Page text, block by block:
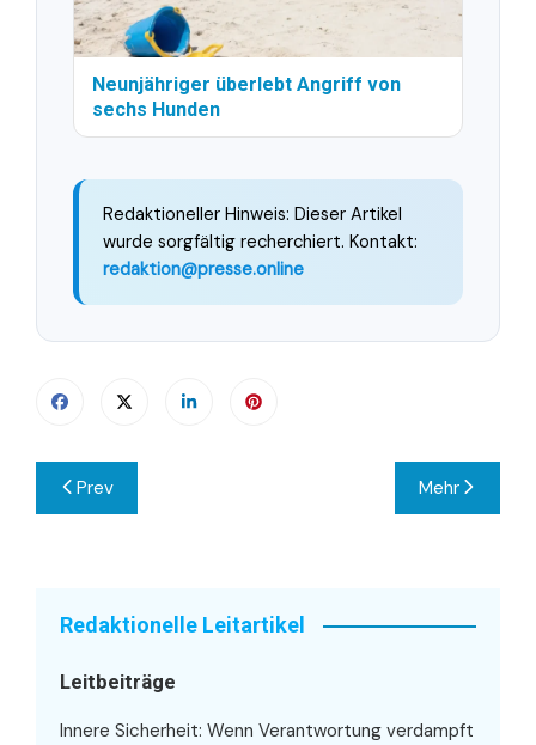
Neunjähriger überlebt Angriff von
sechs Hunden
Redaktioneller Hinweis: Dieser Artikel
wurde sorgfältig recherchiert. Kontakt:
redaktion@presse.online
Beitragsnavigation
Prev Mehr
Redaktionelle Leitartikel
Leitbeiträge
Innere Sicherheit: Wenn Verantwortung verdampft